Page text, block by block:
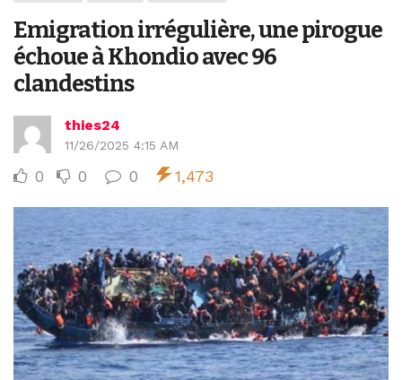
Emigration irrégulière, une pirogue
échoue à Khondio avec 96
clandestins
thies24
11/26/2025 4:15 AM
0 0 0 1,473